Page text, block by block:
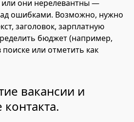
или они нерелевантны —
ошибками. Возможно, нужно
заголовок, зарплатную
бюджет (например,
или отметить как
вакансии и